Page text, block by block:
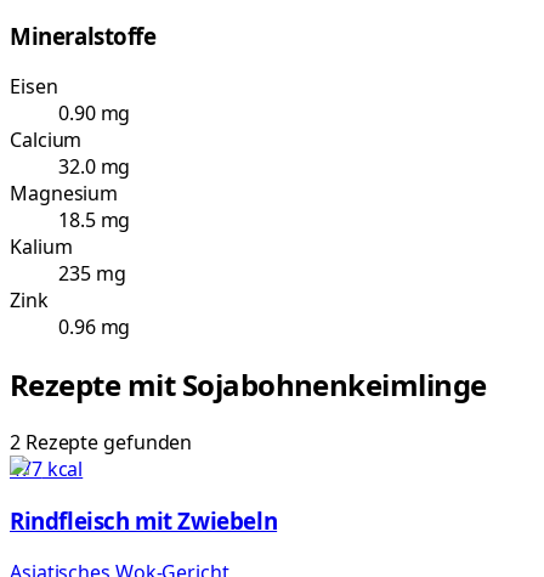
Mineralstoffe
Eisen
0.90 mg
Calcium
32.0 mg
Magnesium
18.5 mg
Kalium
235 mg
Zink
0.96 mg
Rezepte mitSojabohnenkeimlinge
2 Rezeptegefunden
477kcal
Rindfleisch mit Zwiebeln